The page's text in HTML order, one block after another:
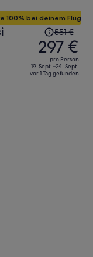
100% bei deinem Flug
Der
Preis
betrug
551 €,
jetzt
551 €
297 €
pro Person
19. Sept.–24. Sept.
vor 1 Tag gefunden